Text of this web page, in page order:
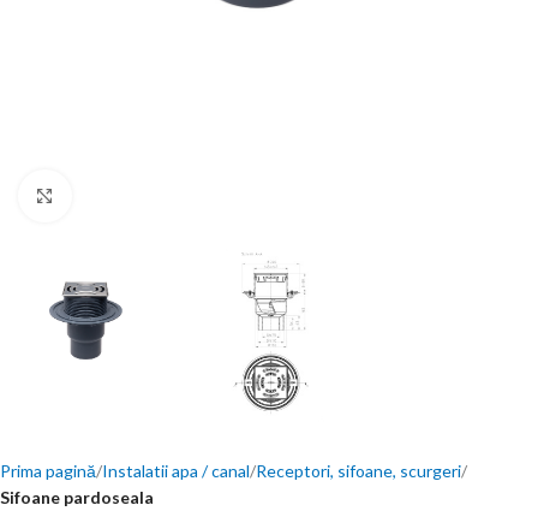
Prima pagină Instalatii apa / canal Receptori, sifoane, scurgeri
Sifoane pardoseala